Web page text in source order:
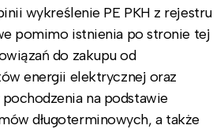
wykreślenie PE PKH z rejestru
pomimo istnienia po stronie tej
do zakupu od
energii elektrycznej oraz
na podstawie
długoterminowych, a także